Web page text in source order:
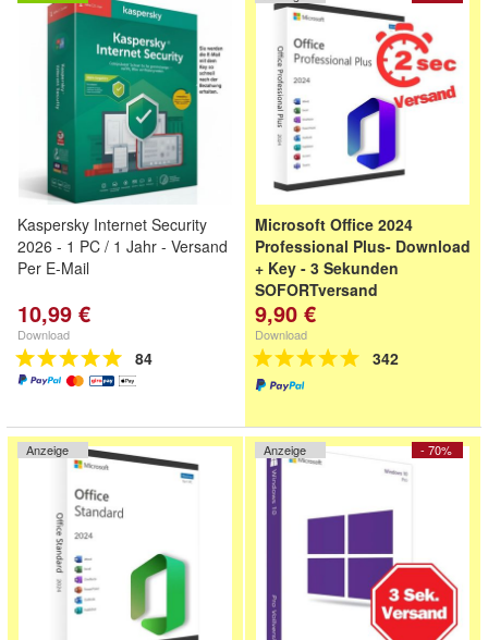
Kaspersky Internet Security
2026 - 1 PC / 1 Jahr - Versand
Per E-Mail
10,99 €
Download
84
Microsoft Office 2024
Professional Plus- Download
+ Key - 3 Sekunden
SOFORTversand
9,90 €
Download
342
Anzeige - 70%
Anzeige